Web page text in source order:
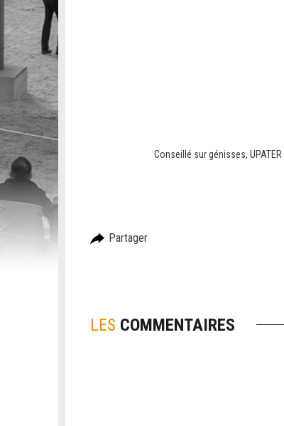
Conseillé sur génisses,
Partager
LES COMMENTAIRES